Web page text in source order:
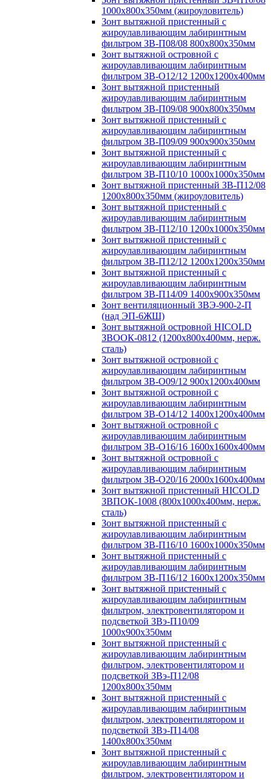
1000х800х350мм (жироуловитель)
Зонт вытяжной пристенный с
жироулавливающим лабиринтным
фильтром ЗВ-П08/08 800х800х350мм
Зонт вытяжной островной с
жироулавливающим лабиринтным
фильтром ЗВ-О12/12 1200х1200х400мм
Зонт вытяжной пристенный
жироулавливающим лабиринтным
фильтром ЗВ-П09/08 900х800х350мм
Зонт вытяжной пристенный с
жироулавливающим лабиринтным
фильтром ЗВ-П09/09 900х900х350мм
Зонт вытяжной пристенный с
жироулавливающим лабиринтным
фильтром ЗВ-П10/10 1000х1000х350мм
Зонт вытяжной пристенный ЗВ-П12/08
1200х800х350мм (жироуловитель)
Зонт вытяжной пристенный с
жироулавливающим лабиринтным
фильтром ЗВ-П12/10 1200х1000х350мм
Зонт вытяжной пристенный с
жироулавливающим лабиринтным
фильтром ЗВ-П12/12 1200х1200х350мм
Зонт вытяжной пристенный с
жироулавливающим лабиринтным
фильтром ЗВ-П14/09 1400х900х350мм
Зонт вентиляционный ЗВЭ-900-2-П
(над ЭП-6ЖШ)
Зонт вытяжной островной HICOLD
ЗВООК-0812 (1200х800x400мм, нерж.
сталь)
Зонт вытяжной островной с
жироулавливающим лабиринтным
фильтром ЗВ-О09/12 900х1200х400мм
Зонт вытяжной островной с
жироулавливающим лабиринтным
фильтром ЗВ-О14/12 1400х1200х400мм
Зонт вытяжной островной с
жироулавливающим лабиринтным
фильтром ЗВ-О16/16 1600х1600х400мм
Зонт вытяжной островной с
жироулавливающим лабиринтным
фильтром ЗВ-О20/16 2000х1600х400мм
Зонт вытяжной пристенный HICOLD
ЗВПОК-1008 (800х1000х400мм, нерж.
сталь)
Зонт вытяжной пристенный с
жироулавливающим лабиринтным
фильтром ЗВ-П16/10 1600х1000х350мм
Зонт вытяжной пристенный с
жироулавливающим лабиринтным
фильтром ЗВ-П16/12 1600х1200х350мм
Зонт вытяжной пристенный с
жироулавливающим лабиринтным
фильтром, электровентилятором и
подсветкой ЗВэ-П10/09
1000х900х350мм
Зонт вытяжной пристенный с
жироулавливающим лабиринтным
фильтром, электровентилятором и
подсветкой ЗВэ-П12/08
1200х800х350мм
Зонт вытяжной пристенный с
жироулавливающим лабиринтным
фильтром, электровентилятором и
подсветкой ЗВэ-П14/08
1400х800х350мм
Зонт вытяжной пристенный с
жироулавливающим лабиринтным
фильтром, электровентилятором и